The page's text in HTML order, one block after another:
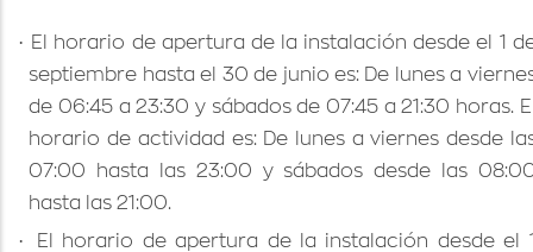
· El horario de apertura de la instalación desde el 1
septiembre hasta el 30 de junio es: De lunes a
de 06:45 a 23:30 y sábados de 07:45 a 21:30 horas.
horario de actividad es: De lunes a viernes desde
07:00 hasta las 23:00 y sábados desde las
hasta las 21:00.
·
El horario de apertura de la instalación desde el